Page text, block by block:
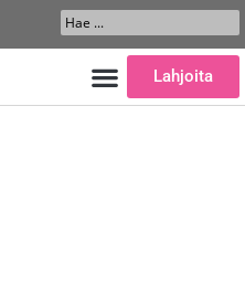
Search
...
Lahjoita